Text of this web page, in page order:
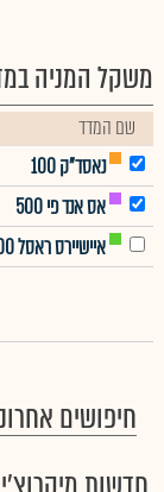
משקל המניה
שם המדד
נאסד"ק 100
אס אנד פי 500
איישיירס ראסל 1000
חיפושים